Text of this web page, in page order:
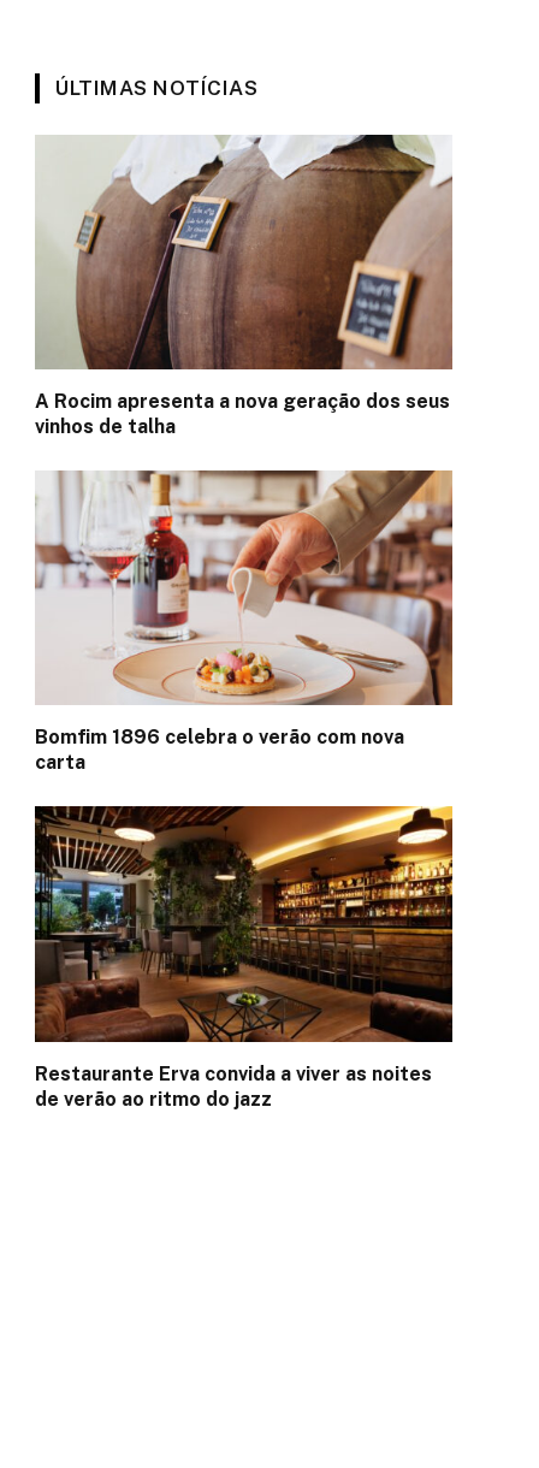
ÚLTIMAS NOTÍCIAS
A Rocim apresenta a nova geração dos seus
vinhos de talha
Bomfim 1896 celebra o verão com nova
carta
Restaurante Erva convida a viver as noites
de verão ao ritmo do jazz